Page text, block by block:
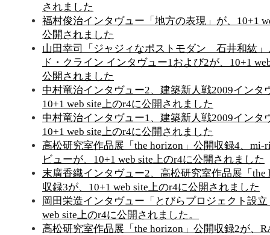
されました
福村俊治インタヴュー「地方の表現」が、10+1
公開されました
山田幸司「ジャジィなポストモダン 石井和紘」
ド・クライン インタヴュー1および2が、10+1
公開されました
中村竜治インタヴュー2、建築新人戦2009インタ
10+1 web site上のr4に公開されました
中村竜治インタヴュー1、建築新人戦2009インタ
10+1 web site上のr4に公開されました
高松研究室作品展「the horizon」公開収録4、mi-
ビューが、10+1 web site上のr4に公開されました
末廣香織インタヴュー2、高松研究室作品展「the
収録3が、10+1 web site上のr4に公開されました
岡田栄造インタヴュー「とびらプロジェクト設
web site上のr4に公開されました。
高松研究室作品展「the horizon」公開収録2が、